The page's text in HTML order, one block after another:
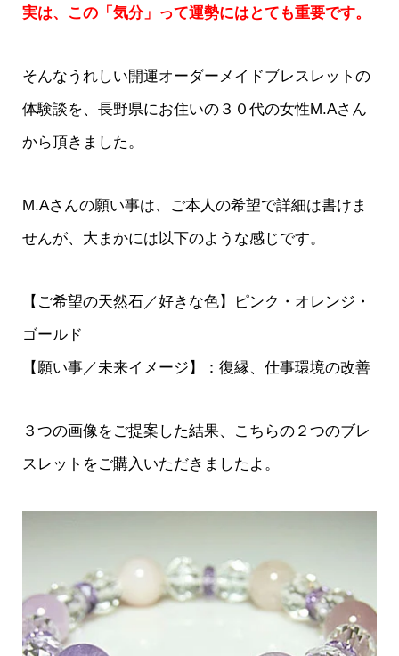
実は、この「気分」って運勢にはとても重要です。
そんなうれしい開運オーダーメイドブレスレットの
体験談を、長野県にお住いの３０代の女性M.Aさん
から頂きました。
M.Aさんの願い事は、ご本人の希望で詳細は書けま
せんが、大まかには以下のような感じです。
【ご希望の天然石／好きな色】ピンク・オレンジ・
ゴールド
【願い事／未来イメージ】：復縁、仕事環境の改善
３つの画像をご提案した結果、こちらの２つのブレ
スレットをご購入いただきましたよ。